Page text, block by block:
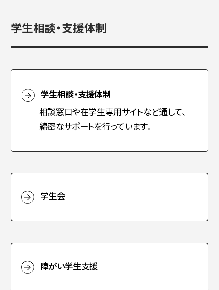
学生相談・支援体制
学生相談・支援体制
相談窓口や在学生専用サイトなど通して、
綿密なサポートを行っています。
学生会
障がい学生支援